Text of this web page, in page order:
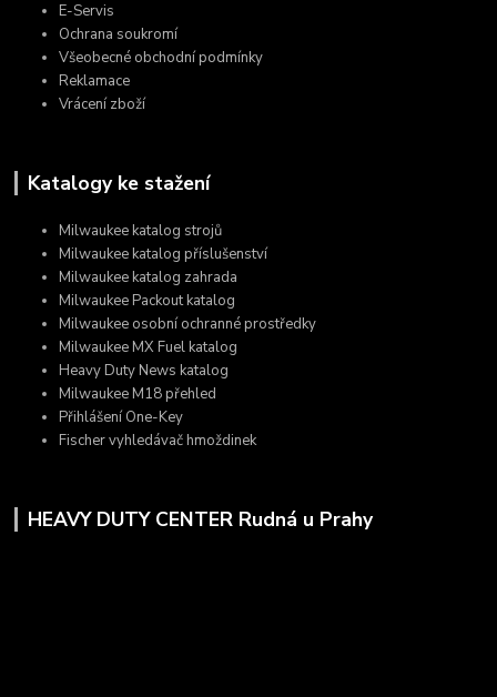
E-Servis
Ochrana soukromí
Všeobecné obchodní podmínky
Reklamace
Vrácení zboží
Katalogy ke stažení
Milwaukee katalog strojů
Milwaukee katalog příslušenství
Milwaukee katalog zahrada
Milwaukee Packout katalog
Milwaukee osobní ochranné prostředky
Milwaukee MX Fuel katalog
Heavy Duty News katalog
Milwaukee M18 přehled
Přihlášení One-Key
Fischer vyhledávač hmoždinek
HEAVY DUTY CENTER Rudná u Prahy